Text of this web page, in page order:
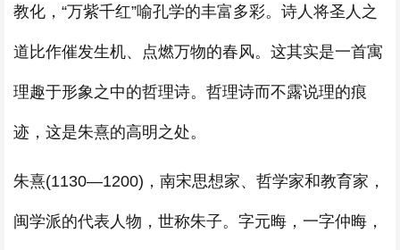
教化，“万紫千红”喻孔学的丰富多彩。诗人将圣人之
道比作催发生机、点燃万物的春风。这其实是一首寓
理趣于形象之中的哲理诗。哲理诗而不露说理的痕
迹，这是朱熹的高明之处。
朱熹(1130—1200)，南宋思想家、哲学家和教育家，
闽学派的代表人物，世称朱子。字元晦，一字仲晦，